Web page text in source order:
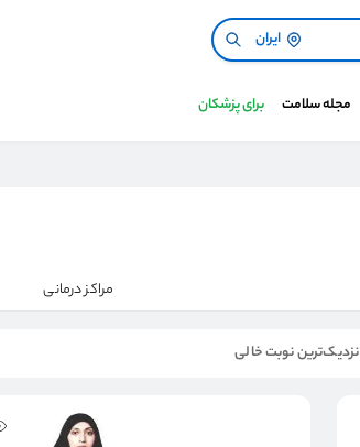
ایران
مجله سلامت برای پزشکان
مراکز درمانی
نزدیک‌ترین نوبت خالی